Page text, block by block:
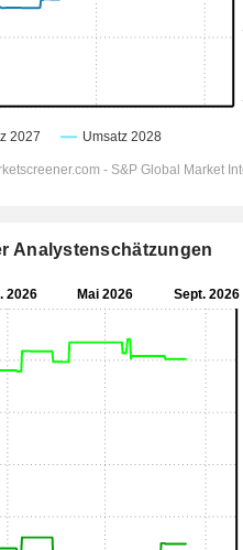
Analystenschätzungen